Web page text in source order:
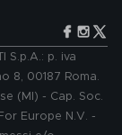
S.p.A.: p. iva
8, 00187 Roma.
(MI) - Cap. Soc.
Europe N.V. -